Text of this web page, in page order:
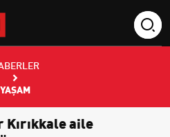
YAŞAM
aile